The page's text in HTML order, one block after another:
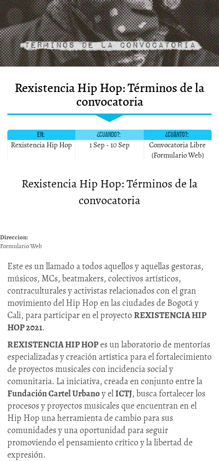
Rexistencia Hip Hop: Términos de la
convocatoria
EN:
Rexistencia Hip Hop
¿CUANDO?:
1 Sep- 10 Sep
¿CUÁNTO?:
Convocatoria Libre
(Formulario Web)
Rexistencia Hip Hop: Términos de la
convocatoria
Direccion:
Formulario Web
Este es un llamado a todos aquellos y aquellas gestoras,
músicos, MCs, beatmakers, colectivos artísticos,
contraculturales y activistas relacionados con el gran
movimiento del Hip Hop en las ciudades de Bogotá y
Cali, para participar en el proyectoREXISTENCIA HIP
HOP 2021.
REXISTENCIA HIP HOPes un laboratorio de mentorías
especializadas y creación artística para el fortalecimiento
de proyectos musicales con incidencia social y
comunitaria. La iniciativa, creada en conjunto entre la
Fundación Cartel Urbanoy elICTJ, busca fortalecer los
procesos y proyectos musicales que encuentran en el
Hip Hop una herramienta de cambio para sus
comunidades y una oportunidad para seguir
promoviendo el pensamiento crítico y la libertad de
expresión.